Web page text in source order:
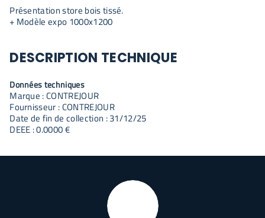
Présentation store bois tissé.
+ Modèle expo 1000x1200
DESCRIPTION TECHNIQUE
Données techniques
Marque : CONTREJOUR
Fournisseur : CONTREJOUR
Date de fin de collection : 31/12/25
DEEE : 0.0000 €